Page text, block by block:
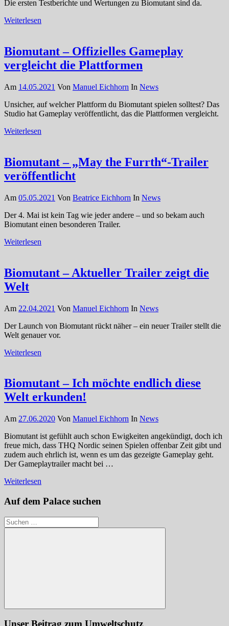
Die ersten Testberichte und Wertungen zu Biomutant sind da.
Weiterlesen
Biomutant – Offizielles Gameplay
vergleicht die Plattformen
Am 14.05.2021 Von Manuel Eichhorn In News
Unsicher, auf welcher Plattform du Biomutant spielen solltest? Das
Studio hat Gameplay veröffentlicht, das die Plattformen vergleicht.
Weiterlesen
Biomutant – „May the Furrth“-Trailer
veröffentlicht
Am 05.05.2021 Von Beatrice Eichhorn In News
Der 4. Mai ist kein Tag wie jeder andere – und so bekam auch
Biomutant einen besonderen Trailer.
Weiterlesen
Biomutant – Aktueller Trailer zeigt die
Welt
Am 22.04.2021 Von Manuel Eichhorn In News
Der Launch von Biomutant rückt näher – ein neuer Trailer stellt die
Welt genauer vor.
Weiterlesen
Biomutant – Ich möchte endlich diese
Welt erkunden!
Am 27.06.2020 Von Manuel Eichhorn In News
Biomutant ist gefühlt auch schon Ewigkeiten angekündigt, doch ich
freue mich, dass THQ Nordic seinen Spielen offenbar Zeit gibt und
zudem auch ehrlich ist, wenn es um das gezeigte Gameplay geht.
Der Gameplaytrailer macht bei …
Weiterlesen
Auf dem Palace suchen
Suchen
nach:
Suchen